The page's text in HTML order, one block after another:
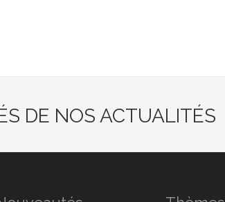
DE NOS ACTUALITÉS